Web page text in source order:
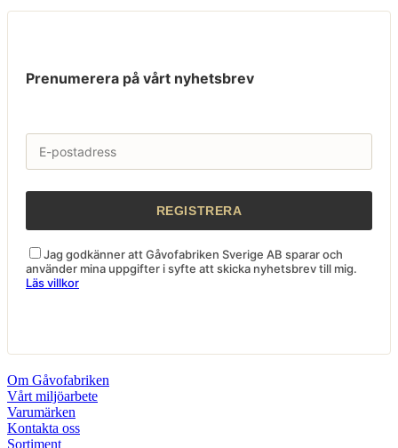
Prenumerera på vårt nyhetsbrev
Jag godkänner att Gåvofabriken Sverige AB sparar och
använder mina uppgifter i syfte att skicka nyhetsbrev till mig.
Läs villkor
Om Gåvofabriken
Vårt miljöarbete
Varumärken
Kontakta oss
Sortiment